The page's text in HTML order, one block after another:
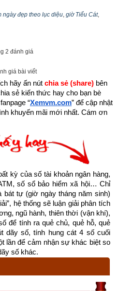
tinh tú (chòm sao) trong
pháp này dựa trên số 6 là số
vòng giáp tý 60 năm (Giáp Tý
Ngọ – Giáp Thìn – Giáp Dần)
tính “Độn lục giáp”, “Độn lục
tiểu độn…Phép lục diệu còn
là một phương pháp tính nhanh
niệm như sau: Mỗi năm có 12
và 6 tháng chẵn thuộc Âm. Một
là đại diện cho những gì là
mắn; còn “Âm” là đại diện cho
không may. Thuyết này trái
“ái ngẫu – tăng cơ” (có nghĩa
vì cho rằng số chẵn là số có đôi
(số xấu).
lưu hành về sau có hơi khác
Lục diệu có tên là: Đại an, Lưu
cát, Không vong. Còn "Đại ly
Liên, Tắt cát, Xích khẩu, Chu
ngày đẹp theo lục diệu, giờ Tiểu Cát,
2 đánh giá
giá bài viết
hãy ấn nút chia sẻ (share) bên
sẻ kiến thức hay cho bạn bè
“Xemvm.com” để cập nhật
khuyến mãi mới nhất. Cám ơn
kỳ của số tài khoản ngân hàng,
số sổ bảo hiểm xã hội… Chỉ
bát tự (giờ ngày tháng năm sinh)
hệ thống sẽ luận giải phân tích
ngũ hành, thiên thời (vận khí),
để tính ra quẻ chủ, quẻ hỗ, quẻ
dãy số, tính hung cát 4 số cuối
lần để cảm nhận sự khác biệt so
số khác.